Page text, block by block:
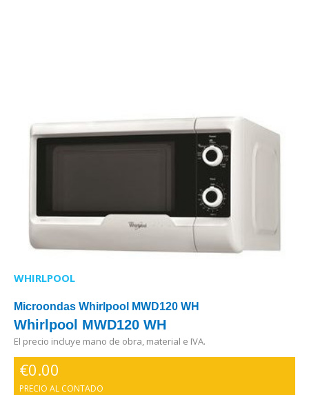
WHIRLPOOL
Microondas Whirlpool MWD120 WH
Whirlpool MWD120 WH
El precio incluye mano de obra, material e IVA.
€0.00
PRECIO AL CONTADO